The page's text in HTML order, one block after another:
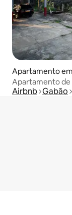
Apartamento
Apartamento de
Airbnb Gabão